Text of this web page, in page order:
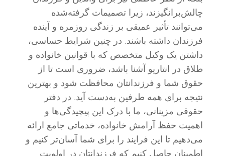
چالش‌برانگیزند، زیرا تصمیمات گرفته‌شده
می‌توانند تأثیر عمیقی بر زندگی روزمره و آینده
فرزندان داشته باشند. در چنین شرایط حساسی،
داشتن یک وکیل متخصص که با قوانین خانواده و
طلاق در انتاریو آشنا باشد، ضروری است تا از
حقوق شما و فرزندانتان محافظت شود و بهترین
نتیجه برای همه طرفین به‌دست آید. در دفتر
حقوقی مزینانی، ما با درک این پیچیدگی‌ها و
اهمیت حفظ آرامش خانواده، خدماتی جامع ارائه
می‌دهیم تا این فرایند را برای شما آسان‌تر کنیم و
اطمینان حاصل کنیم که فرزندانتان در اولویت